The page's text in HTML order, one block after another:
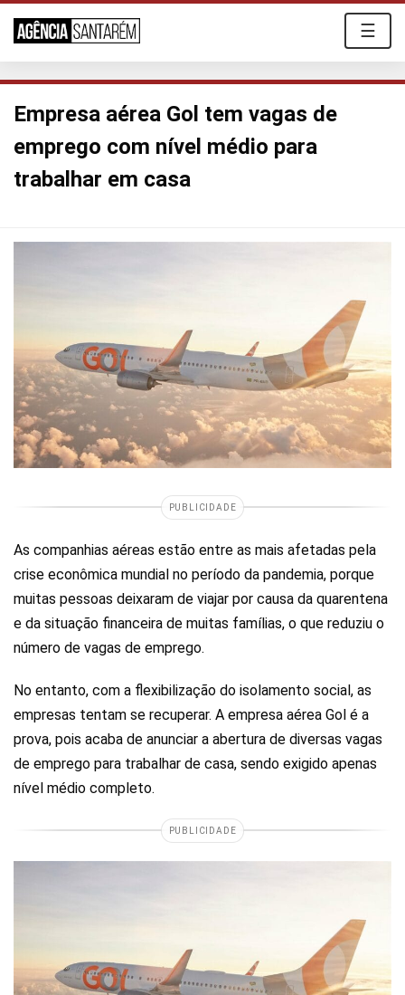
☰
Empresa aérea Gol tem vagas de
emprego com nível médio para
trabalhar em casa
PUBLICIDADE
As companhias aéreas estão entre as mais afetadas pela
crise econômica mundial no período da pandemia, porque
muitas pessoas deixaram de viajar por causa da quarentena
e da situação financeira de muitas famílias, o que reduziu o
número de vagas de emprego.
No entanto, com a flexibilização do isolamento social, as
empresas tentam se recuperar. A empresa aérea Gol é a
prova, pois acaba de anunciar a abertura de diversas vagas
de emprego para trabalhar de casa, sendo exigido apenas
nível médio completo.
PUBLICIDADE